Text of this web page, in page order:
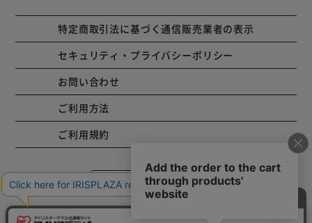
特定商取引法に基づく通信販売業者の表示
セキュリティ・プライバシーポリシー
お問い合わせ
ご利用方法
ご利用規約
コーポレートサイト